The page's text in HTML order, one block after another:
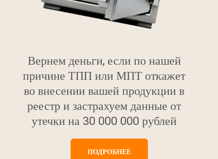
Вернем деньги, если по нашей
причине ТПП или МПТ откажет
во внесении вашей продукции в
реестр и застрахуем данные от
утечки на 30 000 000 рублей
ПОДРОБНЕЕ